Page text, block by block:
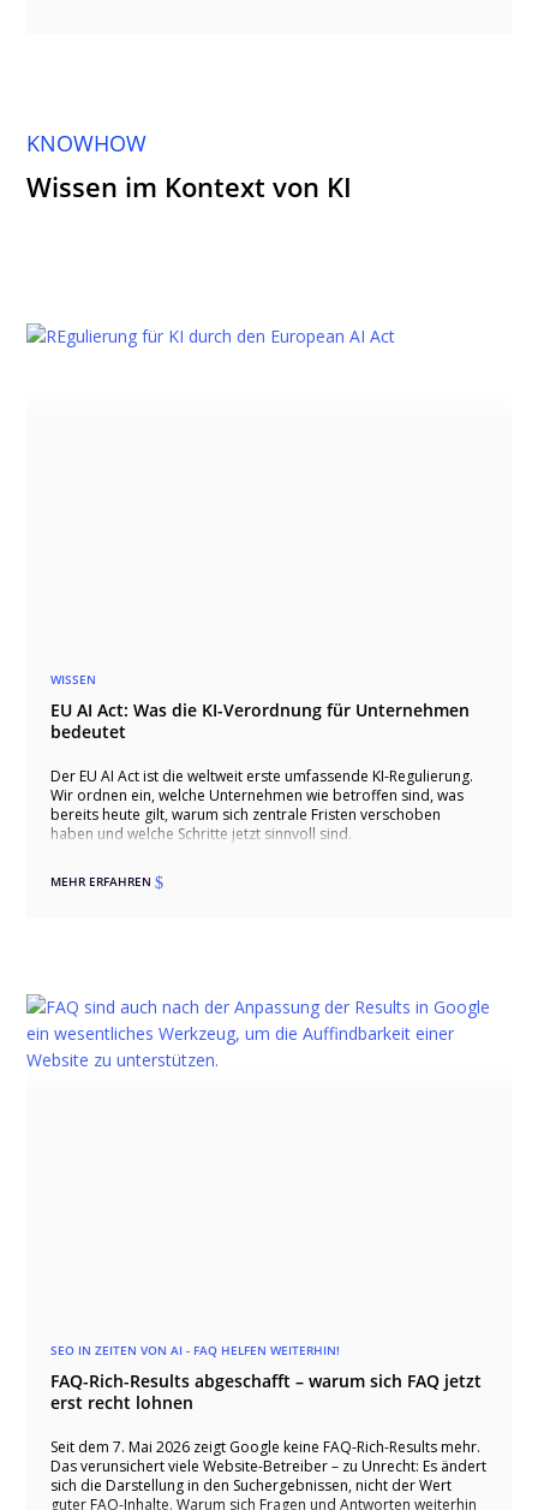
KNOWHOW
Wissen im Kontext von KI
WISSEN
EU AI Act: Was die KI-Verordnung für Unternehmen
bedeutet
Der EU AI Act ist die weltweit erste umfassende KI-Regulierung.
Wir ordnen ein, welche Unternehmen wie betroffen sind, was
bereits heute gilt, warum sich zentrale Fristen verschoben
haben und welche Schritte jetzt sinnvoll sind.
MEHR ERFAHREN$
SEO IN ZEITEN VON AI - FAQ HELFEN WEITERHIN!
FAQ-Rich-Results abgeschafft – warum sich FAQ jetzt
erst recht lohnen
Seit dem 7. Mai 2026 zeigt Google keine FAQ-Rich-Results mehr.
Das verunsichert viele Website-Betreiber – zu Unrecht: Es ändert
sich die Darstellung in den Suchergebnissen, nicht der Wert
guter FAQ-Inhalte. Warum sich Fragen und Antworten weiterhin